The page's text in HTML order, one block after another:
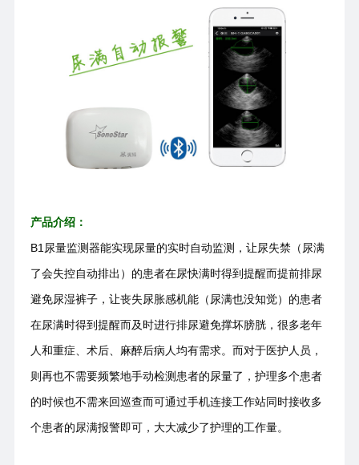
产品介绍：
B1尿量监测器能实现尿量的实时自动监测，让尿失禁（尿满
了会失控自动排出）的患者在尿快满时得到提醒而提前排尿
避免尿湿裤子，让丧失尿胀感机能（尿满也没知觉）的患者
在尿满时得到提醒而及时进行排尿避免撑坏膀胱，很多老年
人和重症、术后、麻醉后病人均有需求。而对于医护人员，
则再也不需要频繁地手动检测患者的尿量了，护理多个患者
的时候也不需来回巡查而可通过手机连接工作站同时接收多
个患者的尿满报警即可，大大减少了护理的工作量。